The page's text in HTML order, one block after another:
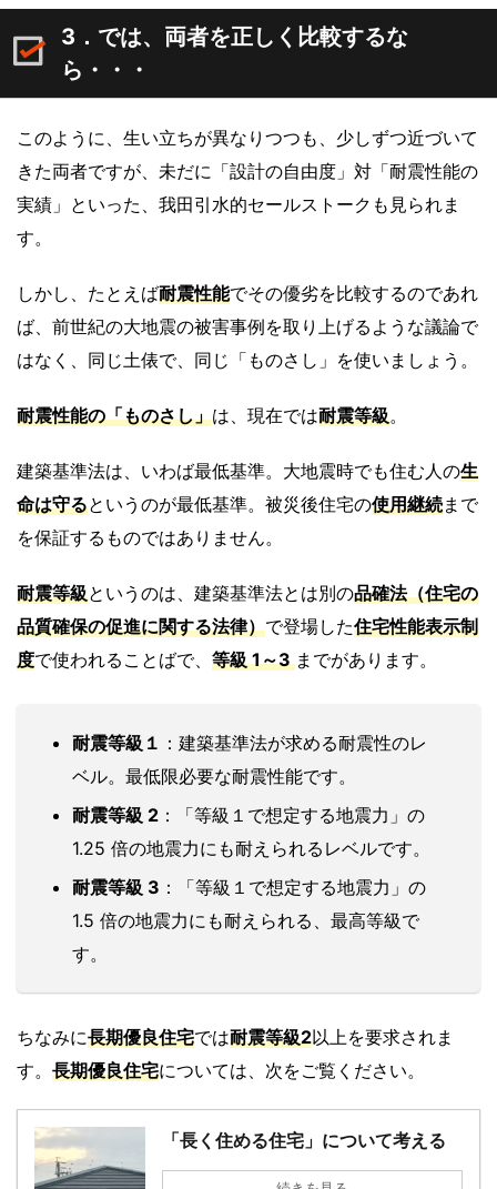
3．では、両者を正しく比較するな
ら・・・
このように、生い立ちが異なりつつも、少しずつ近づいて
きた両者ですが、未だに「設計の自由度」対「耐震性能の
実績」といった、我田引水的セールストークも見られま
す。
しかし、たとえば耐震性能でその優劣を比較するのであれ
ば、前世紀の大地震の被害事例を取り上げるような議論で
はなく、同じ土俵で、同じ「ものさし」を使いましょう。
耐震性能の「ものさし」は、現在では耐震等級。
建築基準法は、いわば最低基準。大地震時でも住む人の生
命は守るというのが最低基準。被災後住宅の使用継続まで
を保証するものではありません。
耐震等級というのは、建築基準法とは別の品確法（住宅の
品質確保の促進に関する法律）で登場した住宅性能表示制
度で使われることばで、 等級 1～3までがあります。
耐震等級１ ：建築基準法が求める耐震性のレ
ベル。最低限必要な耐震性能です。
耐震等級 2 ：「等級１で想定する地震力」の
1.25 倍の地震力にも耐えられるレベルです。
耐震等級 3 ：「等級１で想定する地震力」の
1.5 倍の地震力にも耐えられる、最高等級で
す。
ちなみに長期優良住宅では耐震等級2以上を要求されま
す。 長期優良住宅については、次をご覧ください。
「長く住める住宅」について考える